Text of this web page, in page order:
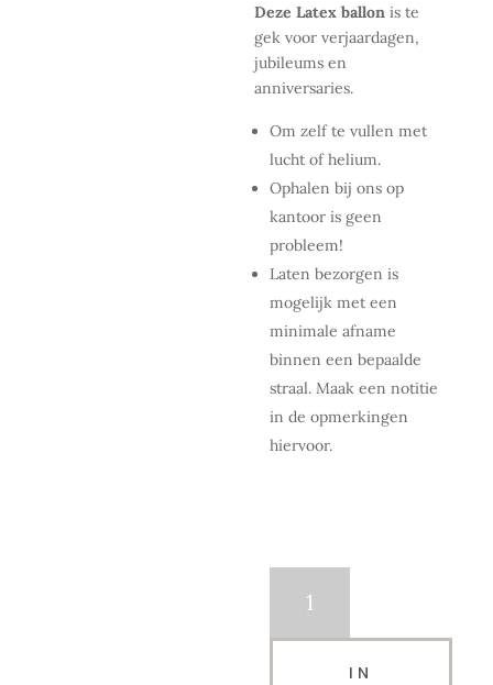
Deze Latex ballonis te
gek voor verjaardagen,
jubileums en
anniversaries.
Om zelf te vullen met
lucht of helium.
Ophalen bij ons op
kantoor is geen
probleem!
Laten bezorgen is
mogelijk met een
minimale afname
binnen een bepaalde
straal. Maak een notitie
in de opmerkingen
hiervoor.
IN